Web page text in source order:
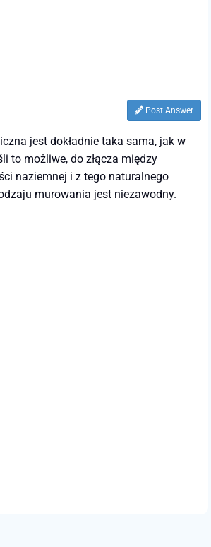
Post Answer
jest dokładnie taka sama, jak w
to możliwe, do złącza między
naziemnej i z tego naturalnego
murowania jest niezawodny.